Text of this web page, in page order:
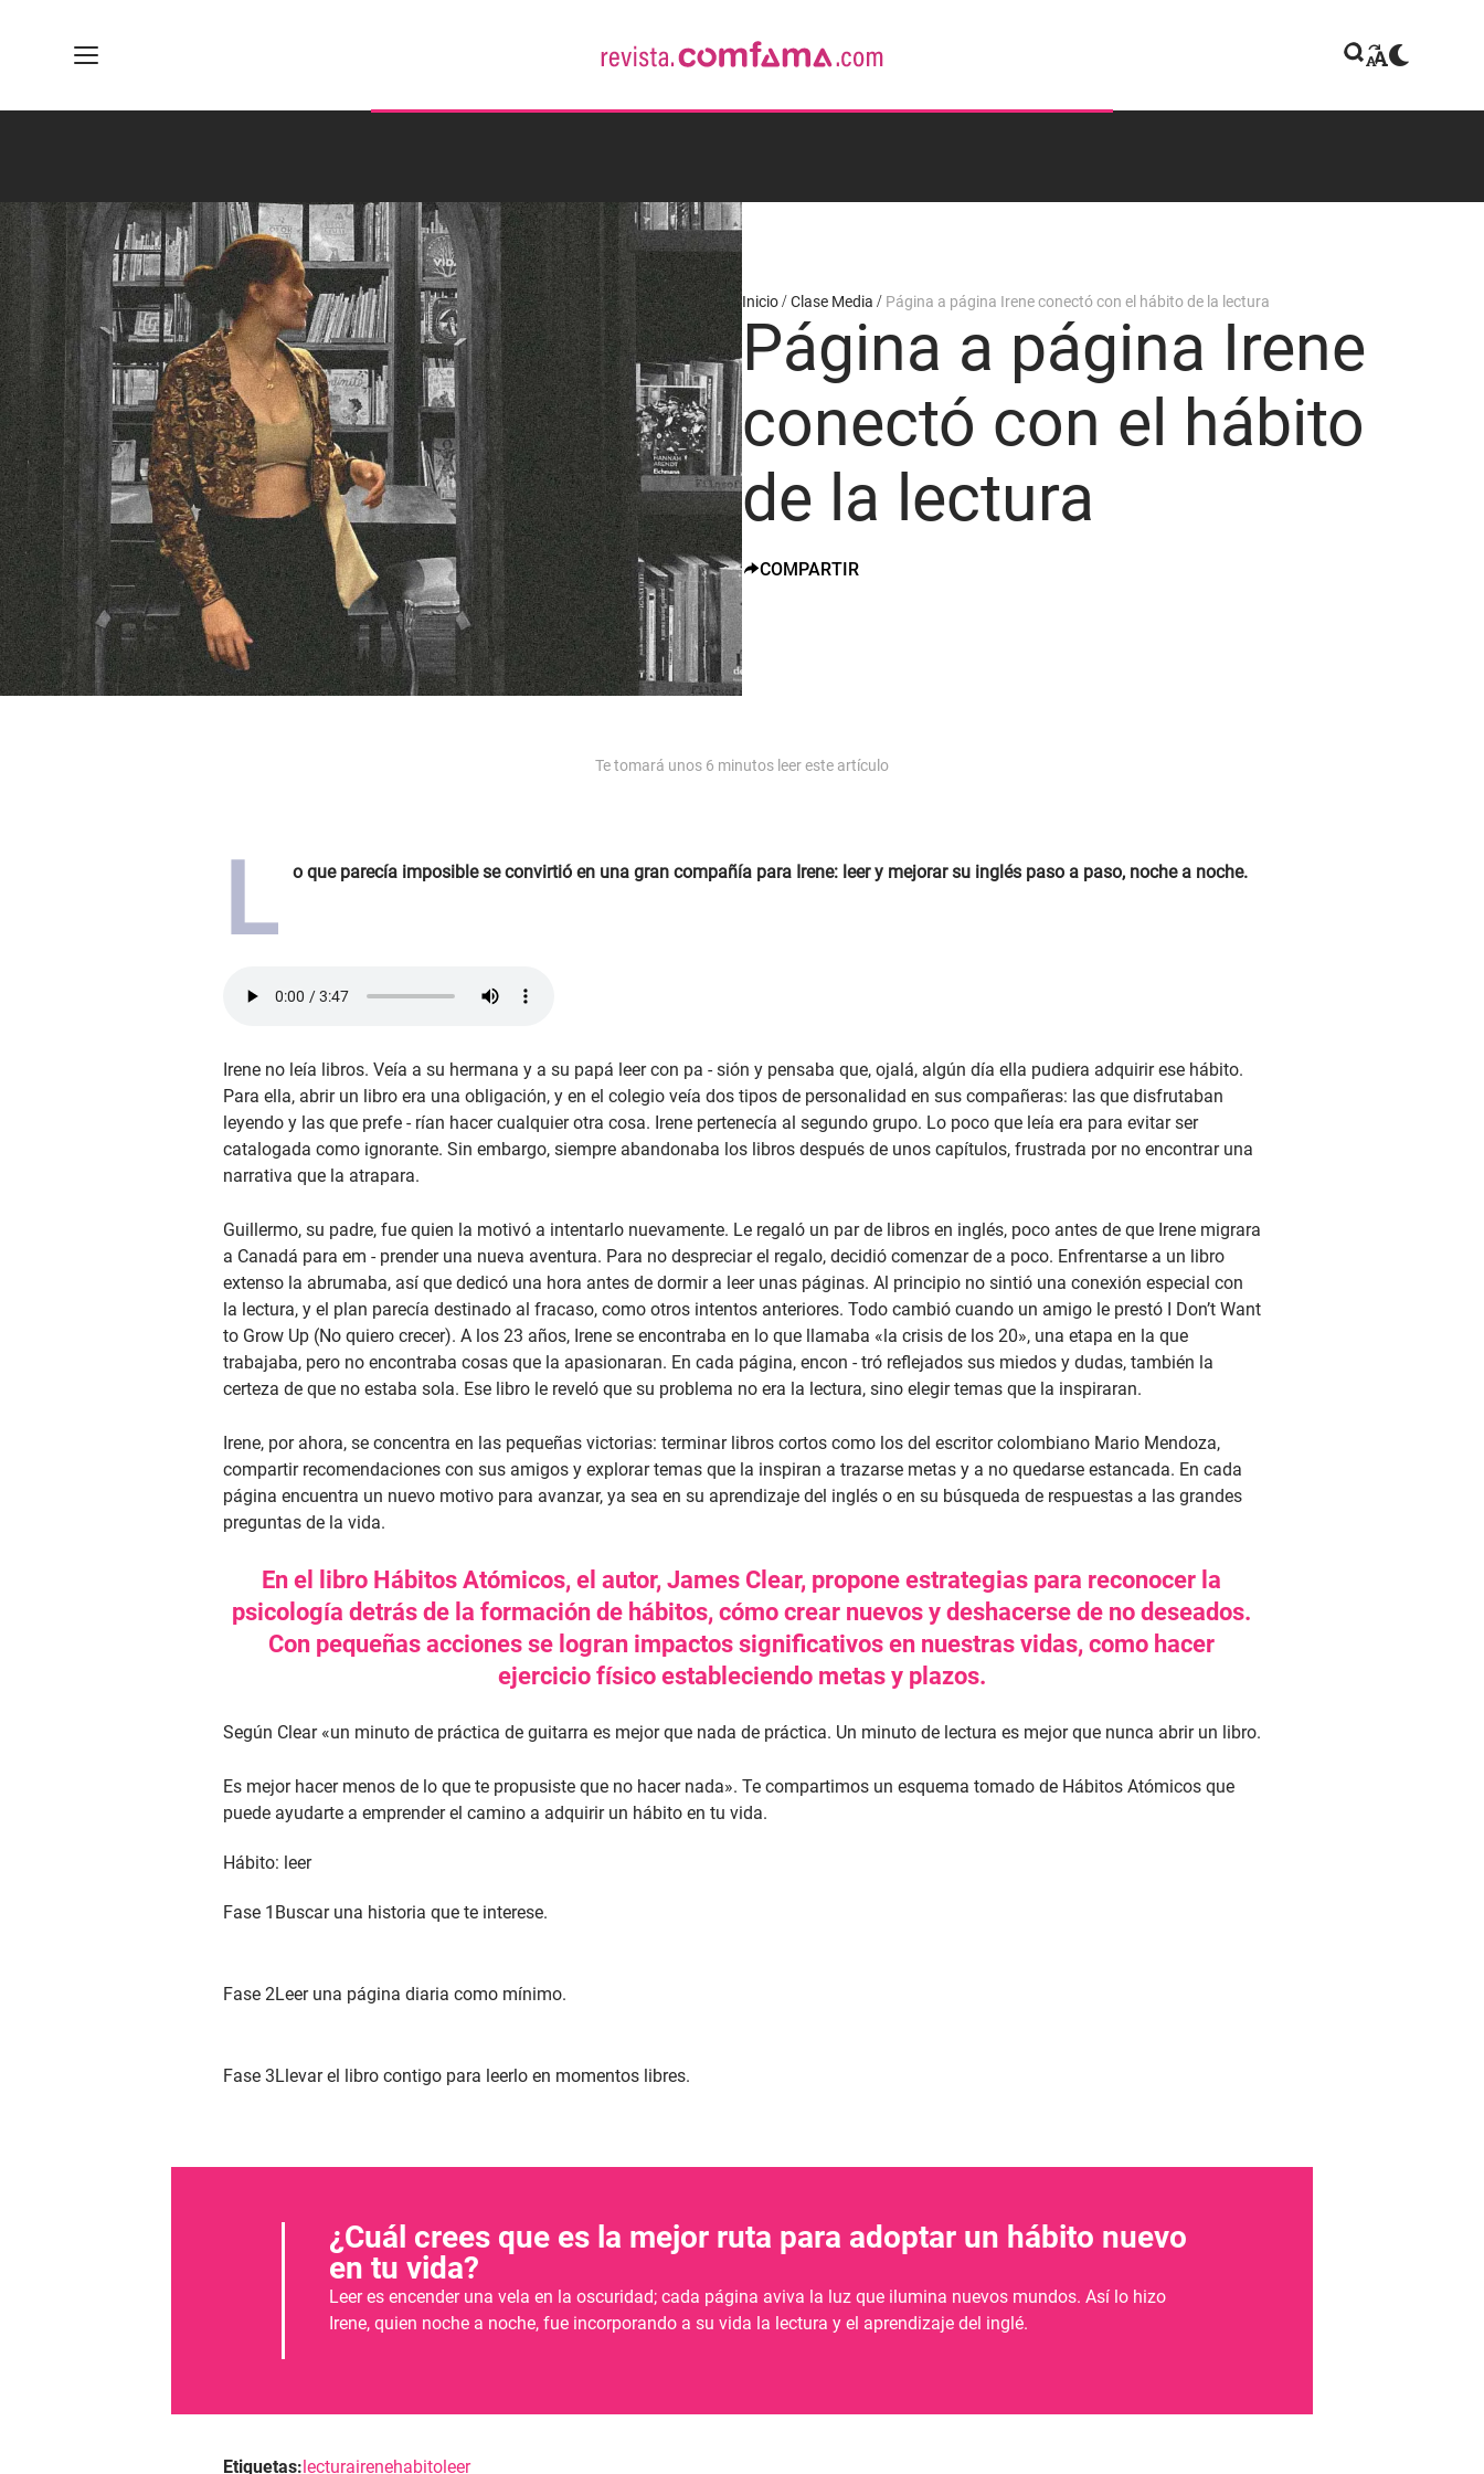
Inicio Clase Media Página a página Irene conectó con el hábito de la lectura
Página a página Irene
conectó con el hábito
de la lectura
COMPARTIR
Te tomará unos 6 minutos leer este artículo
L o que parecía imposible se convirtió en una gran compañía para Irene: leer y mejorar su inglés paso a paso, noche a noche.
Irene no leía libros. Veía a su hermana y a su papá leer con pa - sión y pensaba que, ojalá, algún día ella pudiera adquirir ese hábito.
Para ella, abrir un libro era una obligación, y en el colegio veía dos tipos de personalidad en sus compañeras: las que disfrutaban
leyendo y las que prefe - rían hacer cualquier otra cosa. Irene pertenecía al segundo grupo. Lo poco que leía era para evitar ser
catalogada como ignorante. Sin embargo, siempre abandonaba los libros después de unos capítulos, frustrada por no encontrar una
narrativa que la atrapara.
Guillermo, su padre, fue quien la motivó a intentarlo nuevamente. Le regaló un par de libros en inglés, poco antes de que Irene migrara
a Canadá para em - prender una nueva aventura. Para no despreciar el regalo, decidió comenzar de a poco. Enfrentarse a un libro
extenso la abrumaba, así que dedicó una hora antes de dormir a leer unas páginas. Al principio no sintió una conexión especial con
la lectura, y el plan parecía destinado al fracaso, como otros intentos anteriores. Todo cambió cuando un amigo le prestó I Don’t Want
to Grow Up (No quiero crecer). A los 23 años, Irene se encontraba en lo que llamaba «la crisis de los 20», una etapa en la que
trabajaba, pero no encontraba cosas que la apasionaran. En cada página, encon - tró reflejados sus miedos y dudas, también la
certeza de que no estaba sola. Ese libro le reveló que su problema no era la lectura, sino elegir temas que la inspiraran.
Irene, por ahora, se concentra en las pequeñas victorias: terminar libros cortos como los del escritor colombiano Mario Mendoza,
compartir recomendaciones con sus amigos y explorar temas que la inspiran a trazarse metas y a no quedarse estancada. En cada
página encuentra un nuevo motivo para avanzar, ya sea en su aprendizaje del inglés o en su búsqueda de respuestas a las grandes
preguntas de la vida.
En el libro Hábitos Atómicos, el autor, James Clear, propone estrategias para reconocer la
psicología detrás de la formación de hábitos, cómo crear nuevos y deshacerse de no deseados.
Con pequeñas acciones se logran impactos significativos en nuestras vidas, como hacer
ejercicio físico estableciendo metas y plazos.
Según Clear «un minuto de práctica de guitarra es mejor que nada de práctica. Un minuto de lectura es mejor que nunca abrir un libro.
Es mejor hacer menos de lo que te propusiste que no hacer nada». Te compartimos un esquema tomado de Hábitos Atómicos que
puede ayudarte a emprender el camino a adquirir un hábito en tu vida.
Hábito: leer
Fase 1 Buscar una historia que te interese.
Fase 2Leer una página diaria como mínimo.
Fase 3Llevar el libro contigo para leerlo en momentos libres.
¿Cuál crees que es la mejor ruta para adoptar un hábito nuevo
en tu vida?
Leer es encender una vela en la oscuridad; cada página aviva la luz que ilumina nuevos mundos. Así lo hizo
Irene, quien noche a noche, fue incorporando a su vida la lectura y el aprendizaje del inglé.
Etiquetas:lecturairenehabitoleer